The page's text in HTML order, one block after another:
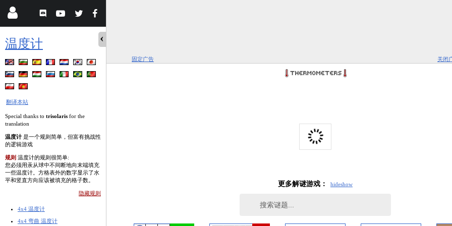
温度计
翻译本站
Special thanks to trisolaris for the
translation
温度计 是一个规则简单，但富有挑战性
的逻辑游戏
规则 温度计的规则很简单:
您必须用汞从球中不间断地向末端填充
一些温度计。方格表外的数字显示了水
平和竖直方向应该被填充的格子数。
隐藏规则
4x4 温度计
4x4 弯曲 温度计
固定广告 关闭
更多解谜游戏： hideshow